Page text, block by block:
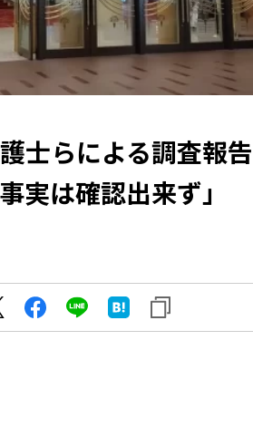
士らによる調査報
実は確認出来ず」